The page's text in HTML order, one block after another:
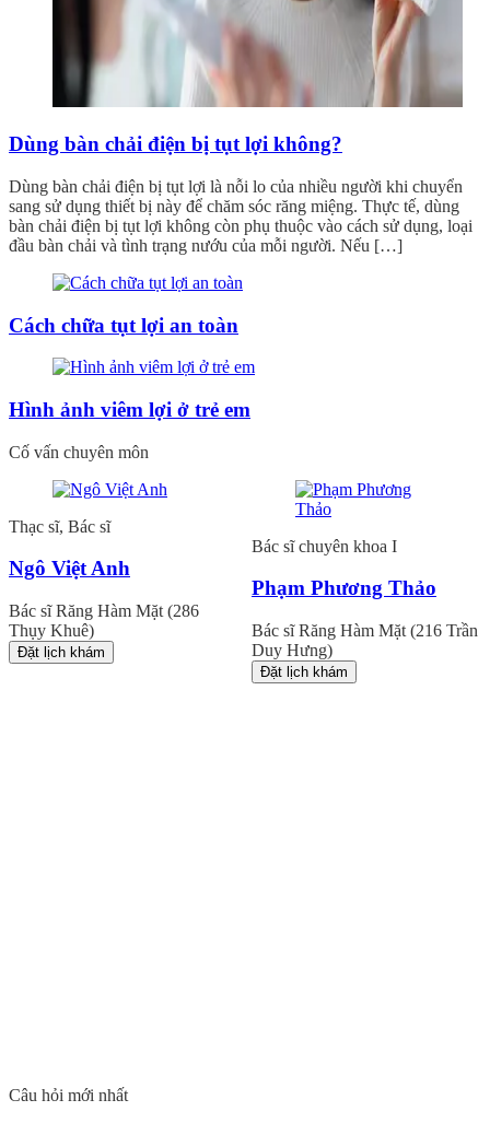
Dùng bàn chải điện bị tụt lợi không?
Dùng bàn chải điện bị tụt lợi là nỗi lo của nhiều người khi chuyển
sang sử dụng thiết bị này để chăm sóc răng miệng. Thực tế, dùng
bàn chải điện bị tụt lợi không còn phụ thuộc vào cách sử dụng, loại
đầu bàn chải và tình trạng nướu của mỗi người. Nếu […]
Cách chữa tụt lợi an toàn
Hình ảnh viêm lợi ở trẻ em
Cố vấn chuyên môn
Thạc sĩ, Bác sĩ
Ngô Việt Anh
Bác sĩ Răng Hàm Mặt (286
Thụy Khuê)
Đặt lịch khám
Bác sĩ chuyên khoa I
Phạm Phương Thảo
Bác sĩ Răng Hàm Mặt (216 Trần
Duy Hưng)
Đặt lịch khám
Câu hỏi mới nhất